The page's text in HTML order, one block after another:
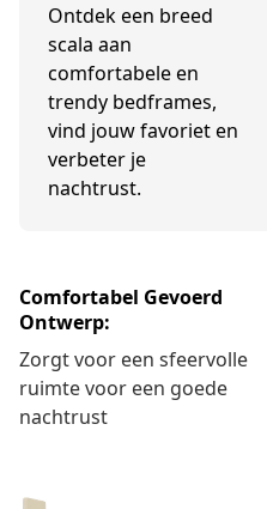
Ontdek een breed
scala aan
comfortabele en
trendy bedframes,
vind jouw favoriet en
verbeter je
nachtrust.
Comfortabel Gevoerd
Ontwerp:
Zorgt voor een sfeervolle
ruimte voor een goede
nachtrust